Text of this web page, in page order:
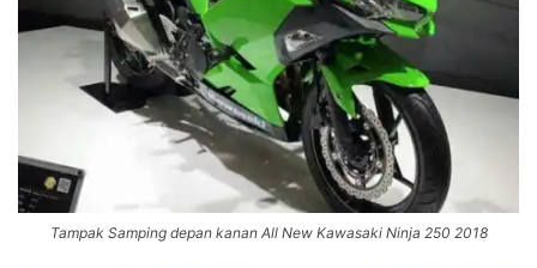
Tampak Samping depan kanan All New Kawasaki Ninja 250 2018